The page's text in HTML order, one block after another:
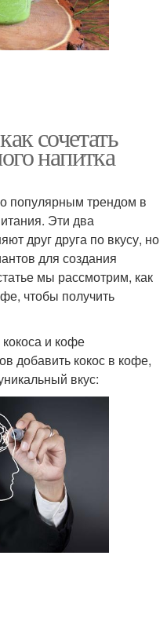
сочетать
напитка
популярным трендом в
Эти два
друг друга по вкусу, но
для создания
мы рассмотрим, как
чтобы получить
и кофе
добавить кокос в кофе,
вкус: